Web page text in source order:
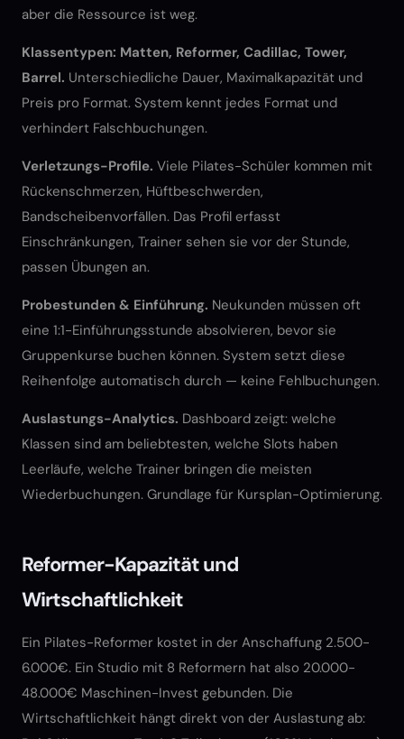
aber die Ressource ist weg.
Klassentypen: Matten, Reformer, Cadillac, Tower,
Barrel. Unterschiedliche Dauer, Maximalkapazität und
Preis pro Format. System kennt jedes Format und
verhindert Falschbuchungen.
Verletzungs-Profile. Viele Pilates-Schüler kommen mit
Rückenschmerzen, Hüftbeschwerden,
Bandscheibenvorfällen. Das Profil erfasst
Einschränkungen, Trainer sehen sie vor der Stunde,
passen Übungen an.
Probestunden & Einführung. Neukunden müssen oft
eine 1:1-Einführungsstunde absolvieren, bevor sie
Gruppenkurse buchen können. System setzt diese
Reihenfolge automatisch durch — keine Fehlbuchungen.
Auslastungs-Analytics. Dashboard zeigt: welche
Klassen sind am beliebtesten, welche Slots haben
Leerläufe, welche Trainer bringen die meisten
Wiederbuchungen. Grundlage für Kursplan-Optimierung.
Reformer-Kapazität und
Wirtschaftlichkeit
Ein Pilates-Reformer kostet in der Anschaffung 2.500-
6.000€. Ein Studio mit 8 Reformern hat also 20.000-
48.000€ Maschinen-Invest gebunden. Die
Wirtschaftlichkeit hängt direkt von der Auslastung ab: